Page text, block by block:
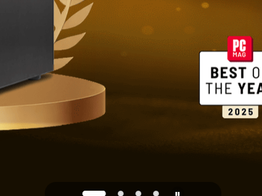
Ev ve Ofis
PQC Ready
Saldırılarına